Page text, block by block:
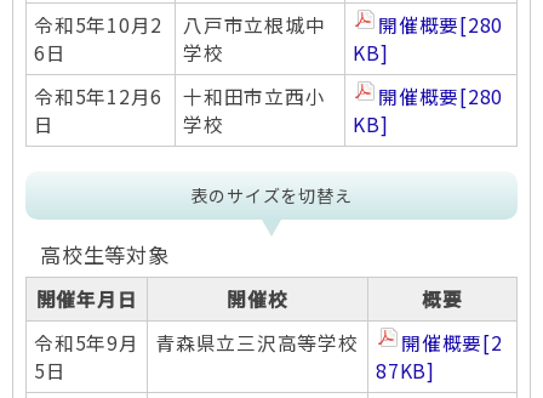
令和5年10月2
6日
八戸市立根城中
学校
開催概要[280
KB]
令和5年12月6
日
十和田市立西小
学校
開催概要[280
KB]
表のサイズを切替え
高校生等対象
開催年月日 開催校
概要
令和5年9月
5日
青森県立三沢高等学校 開催概要[2
87KB]